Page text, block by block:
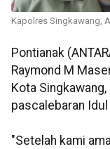
Kapolres Singkawang,
Pontianak
Raymond M
Kota
pascalebaran
"Setelah kami